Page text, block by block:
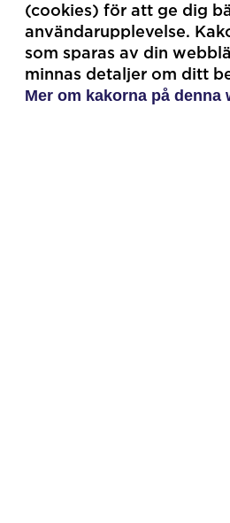
profiler och
På plats i montern
djursjukskötare och
(cookies) för att ge dig
användarupplevelse.
som sparas av din
minnas detaljer om ditt
Mer om kakorna på denna